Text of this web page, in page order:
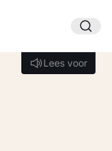
Lees voor
Lees voor